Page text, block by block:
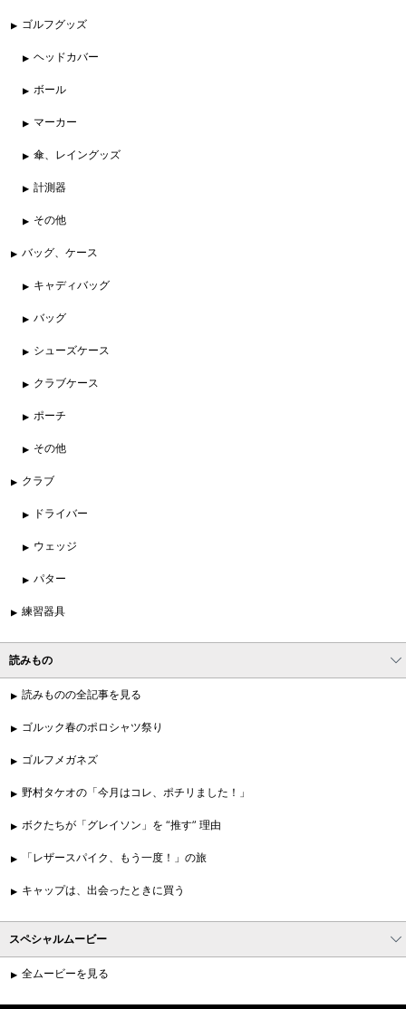
ゴルフグッズ
ヘッドカバー
ボール
マーカー
傘、レイングッズ
計測器
その他
バッグ、ケース
キャディバッグ
バッグ
シューズケース
クラブケース
ポーチ
その他
クラブ
ドライバー
ウェッジ
パター
練習器具
読みもの
読みものの全記事を見る
ゴルック春のポロシャツ祭り
ゴルフメガネズ
野村タケオの「今月はコレ、ポチリました！」
ボクたちが「グレイソン」を “推す” 理由
「レザースパイク、もう一度！」の旅
キャップは、出会ったときに買う
スペシャルムービー
全ムービーを見る